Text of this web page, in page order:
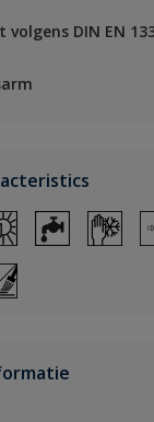
volgens DIN EN